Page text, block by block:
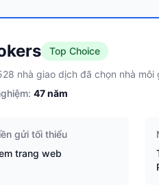
Top Choice
nhà giao dịch đã chọn nhà môi
47năm
gửi tối thiểu
trang web